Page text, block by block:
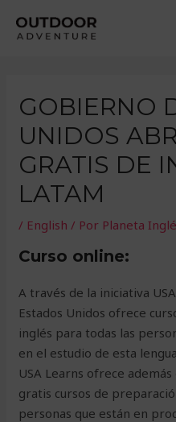
GOBIERNO
UNIDOS
GRATIS DE
LATAM
/ English / Por Planeta
Curso online:
A través de la iniciativa
Estados Unidos ofrece
inglés para todas las
en el estudio de esta
USA Learns ofrece
gratis cursos de
personas que están en